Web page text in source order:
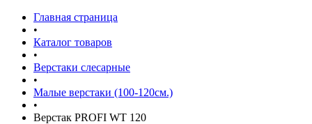
Главная страница
•
Каталог товаров
•
Верстаки слесарные
•
Малые верстаки (100-120см.)
•
Верстак PROFI WT 120